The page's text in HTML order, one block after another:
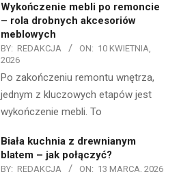
Wykończenie mebli po remoncie
– rola drobnych akcesoriów
meblowych
BY: REDAKCJA ON: 10 KWIETNIA,
2026
Po zakończeniu remontu wnętrza,
jednym z kluczowych etapów jest
wykończenie mebli. To
Biała kuchnia z drewnianym
blatem – jak połączyć?
BY: REDAKCJA ON: 13 MARCA, 2026